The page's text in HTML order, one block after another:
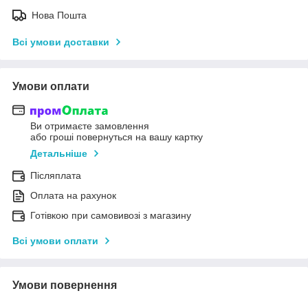
Нова Пошта
Всі умови доставки
Умови оплати
Ви отримаєте замовлення
або гроші повернуться на вашу картку
Детальніше
Післяплата
Оплата на рахунок
Готівкою при самовивозі з магазину
Всі умови оплати
Умови повернення